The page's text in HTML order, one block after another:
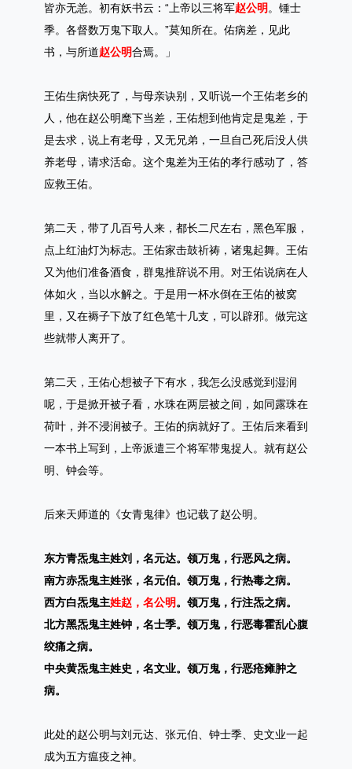
皆亦无恙。初有妖书云：“上帝以三将军赵公明 。锺士
季。各督数万鬼下取人。”莫知所在。佑病差，见此
书，与所道赵公明合焉。」
王佑生病快死了，与母亲诀别，又听说一个王佑老乡的
人，他在赵公明麾下当差，王佑想到他肯定是鬼差，于
是去求，说上有老母，又无兄弟，一旦自己死后没人供
养老母，请求活命。这个鬼差为王佑的孝行感动了，答
应救王佑。
第二天，带了几百号人来，都长二尺左右，黑色军服，
点上红油灯为标志。王佑家击鼓祈祷，诸鬼起舞。王佑
又为他们准备酒食，群鬼推辞说不用。对王佑说病在人
体如火，当以水解之。于是用一杯水倒在王佑的被窝
里，又在褥子下放了红色笔十几支，可以辟邪。做完这
些就带人离开了。
第二天，王佑心想被子下有水，我怎么没感觉到湿润
呢，于是掀开被子看，水珠在两层被之间，如同露珠在
荷叶，并不浸润被子。王佑的病就好了。王佑后来看到
一本书上写到，上帝派遣三个将军带鬼捉人。就有赵公
明、钟会等。
后来天师道的《女青鬼律》也记载了赵公明。
东方青炁鬼主姓刘，名元达。领万鬼，行恶风之病。
南方赤炁鬼主姓张，名元伯。领万鬼，行热毒之病。
西方白炁鬼主姓赵，名公明。领万鬼，行注炁之病。
北方黑炁鬼主姓钟，名士季。领万鬼，行恶毒霍乱心腹
绞痛之病。
中央黄炁鬼主姓史，名文业。领万鬼，行恶疮瘫肿之
病。
此处的赵公明与刘元达、张元伯、钟士季、史文业一起
成为五方瘟疫之神。